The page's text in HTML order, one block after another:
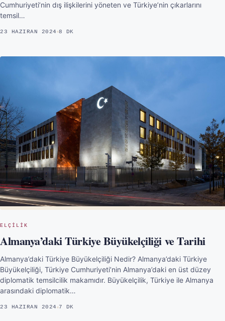
Cumhuriyeti’nin dış ilişkilerini yöneten ve Türkiye’nin çıkarlarını
temsil…
23 HAZIRAN 2024 8 DK
ELÇILIK
Almanya’daki Türkiye Büyükelçiliği ve Tarihi
Almanya’daki Türkiye Büyükelçiliği Nedir? Almanya’daki Türkiye
Büyükelçiliği, Türkiye Cumhuriyeti’nin Almanya’daki en üst düzey
diplomatik temsilcilik makamıdır. Büyükelçilik, Türkiye ile Almanya
arasındaki diplomatik…
23 HAZIRAN 2024 7 DK